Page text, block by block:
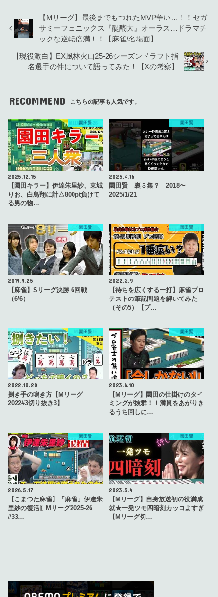
【Mリーグ】最後までもつれたMVP争い…！！セガ
サミーフェニックス『醍醐大』オーラス…ドラマチ
ックな逆転倍満！！【麻雀/名場面】
【現役激白】EX風林火山25-26シーズンドラフト指
名選手の件について語ってみた！【Xの考察】
RECOMMEND こちらの記事も人気です。
園田賢
2025.12.15
【園田キラー】伊達朱里紗、東城
りお、白鳥翔に計△800pt負けて
る男の物…
園田賢
2025.4.16
園田賢 裏３集？ 2018〜
2025/1/21
園田賢
2019.9.25
【麻雀】Sリーグ決勝 6回戦
（6/6）
園田賢
2022.2.9
【待ちを広くする一打】麻雀プロ
テストの筆記問題を解いてみた
（その5）【プ…
園田賢
2022.10.20
捌き手の鳴き方【Mリーグ
2022#3切り抜き3】
園田賢
2023.6.10
【Mリーグ】園田の仕掛けのタイ
ミングが抜群！！満貫をあがりき
るうち回しに…
園田賢
2026.5.17
【こまつた麻雀】「麻雀」伊達朱
里紗の復活〖Mリーグ2025-26
#33…
園田賢
2023.5.4
【Mリーグ】自身放送初の役満成
就★一発ツモ四暗刻カッコよすぎ
【Mリーグ切…